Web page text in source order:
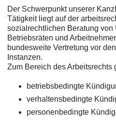
Der Schwerpunkt unserer
Tätigkeit liegt auf der
sozialrechtlichen Beratung von
Betriebsräten und
bundesweite Vertretung vor
Instanzen.
Zum Bereich des Arbeitsrechts
betriebsbedingte
verhaltensbedingte
personenbedingte